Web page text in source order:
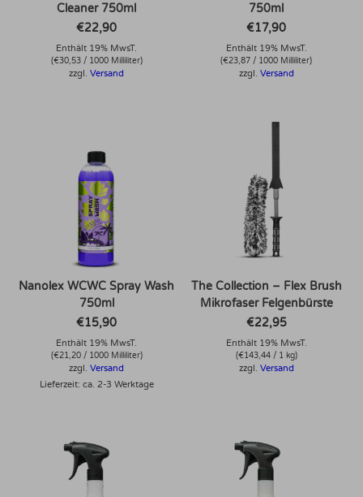
Cleaner 750ml
€22,90
Enthält 19% MwsT.
(€30,53/ 1000 Milliliter)
zzgl.Versand
750ml
€17,90
Enthält 19% MwsT.
(€23,87 / 1000 Milliliter)
zzgl. Versand
Nanolex WCWC Spray Wash
750ml
€15,90
Enthält 19% MwsT.
(€21,20/ 1000 Milliliter)
zzgl.Versand
Lieferzeit: ca. 2-3 Werktage
The Collection – Flex Brush
Mikrofaser Felgenbürste
€22,95
Enthält 19% MwsT.
(€143,44/ 1 kg)
zzgl. Versand